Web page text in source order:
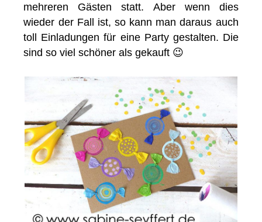
mehreren Gästen statt. Aber wenn dies
wieder der Fall ist, so kann man daraus auch
toll Einladungen für eine Party gestalten. Die
sind so viel schöner als gekauft 😉